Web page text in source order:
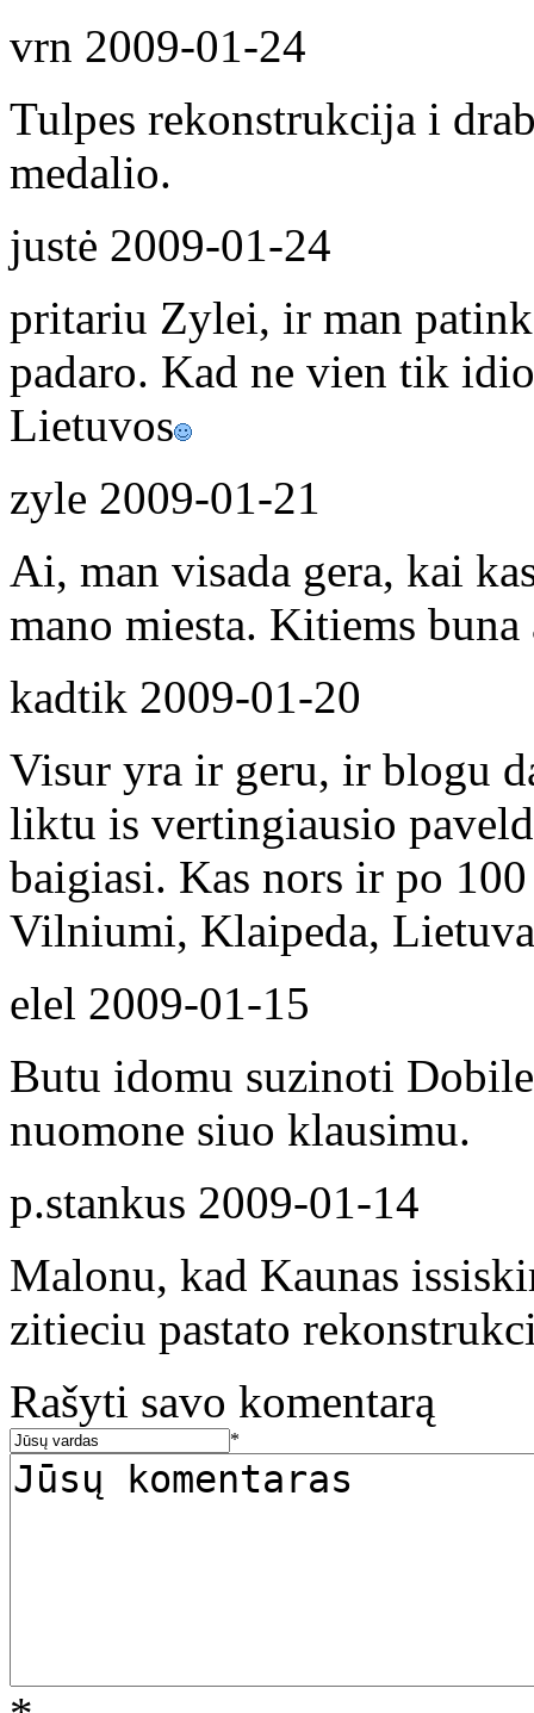
vrn 2009-01-24
Tulpes rekonstrukcija i
medalio.
justė 2009-01-24
pritariu Zylei, ir man
padaro. Kad ne vien tik
Lietuvos
zyle 2009-01-21
Ai, man visada gera, kai
mano miesta. Kitiems
kadtik 2009-01-20
Visur yra ir geru, ir blogu
liktu is vertingiausio
baigiasi. Kas nors ir po
Vilniumi, Klaipeda,
elel 2009-01-15
Butu idomu suzinoti
nuomone siuo klausimu.
p.stankus 2009-01-14
Malonu, kad Kaunas
zitieciu pastato
Rašyti savo komentarą
*